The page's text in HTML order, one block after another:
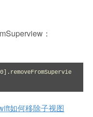
：
如何移除子视图